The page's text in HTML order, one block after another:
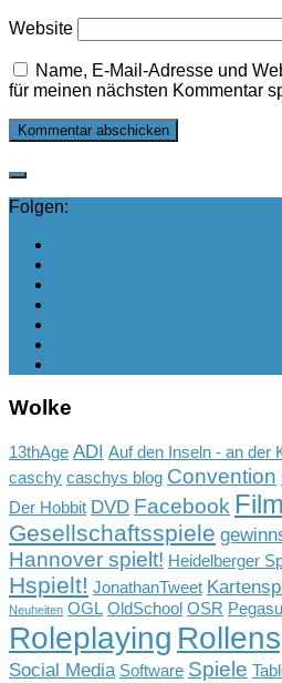
Website
Name, E-Mail-Adresse und
für meinen nächsten Kommentar
Folgen:
Wolke
13thAge ADI Auf den Inseln - an der
caschy caschys blog Convention
Der Hobbit DVD Facebook Film
Gesellschaftsspiele
Hannover spielt! Heidelberger
Hspielt! JonathanTweet
Neuheiten OGL OldSchool OSR
Roleplaying
Social Media Software Spiele